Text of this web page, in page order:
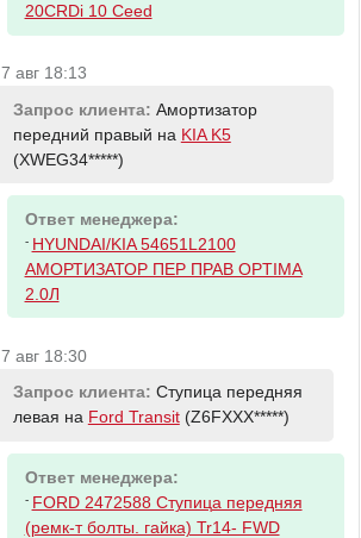
20CRDi 10 Ceed
7 авг 18:13
Запрос клиента: Амортизатор
передний правый на KIA K5
(XWEG34*****)
Ответ менеджера:
- HYUNDAI/KIA 54651L2100
АМОРТИЗАТОР ПЕР ПРАВ OPTIMA
2.0Л
7 авг 18:30
Запрос клиента: Ступица передняя
левая на Ford Transit(Z6FXXX*****)
Ответ менеджера:
- FORD 2472588 Ступица передняя
(ремк-т болты. гайка) Tr14- FWD